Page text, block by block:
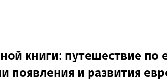
книги: путешествие по
и развития